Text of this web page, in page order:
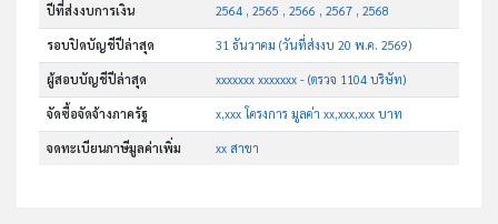
ปีที่ส่งงบการเงิน 2564 , 2565 , 2566 , 2567 , 2568
รอบปิดบัญชีปีล่าสุด 31 ธันวาคม (วันที่ส่งงบ 20 พ.ค. 2569)
ผู้สอบบัญชีปีล่าสุด xxxxxxx xxxxxxx - (ตรวจ 1104 บริษัท)
จัดซื้อจัดจ้างภาครัฐ x,xxx โครงการ มูลค่า xx,xxx,xxx บาท
จดทะเบียนภาษีมูลค่าเพิ่ม xx สาขา